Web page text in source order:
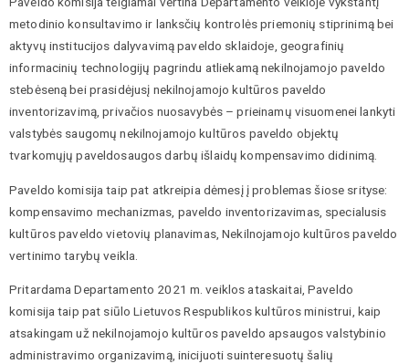
metodinio konsultavimo ir lanksčių kontrolės priemonių stiprinimą bei
aktyvų institucijos dalyvavimą paveldo sklaidoje, geografinių
informacinių technologijų pagrindu atliekamą nekilnojamojo paveldo
stebėseną bei prasidėjusį nekilnojamojo kultūros paveldo
inventorizavimą, privačios nuosavybės – prieinamų visuomenei lankyti
valstybės saugomų nekilnojamojo kultūros paveldo objektų
tvarkomųjų paveldosaugos darbų išlaidų kompensavimo didinimą.
Paveldo komisija taip pat atkreipia dėmesį į problemas šiose srityse:
kompensavimo mechanizmas, paveldo inventorizavimas, specialusis
kultūros paveldo vietovių planavimas, Nekilnojamojo kultūros paveldo
vertinimo tarybų veikla.
Pritardama Departamento 2021 m. veiklos ataskaitai, Paveldo
komisija taip pat siūlo Lietuvos Respublikos kultūros ministrui, kaip
atsakingam už nekilnojamojo kultūros paveldo apsaugos valstybinio
administravimo organizavimą, inicijuoti suinteresuotų šalių